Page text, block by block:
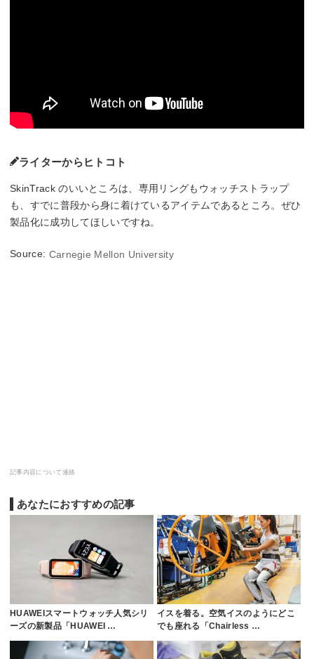
ライターからヒトコト
SkinTrack のいいところは、専用リングもウォッチストラップ
も、すでに普段から身に着けているアイテムであるところ。ぜひ
製品化に成功してほしいですね。
Source: Carnegie Mellon University
記事内容について連絡
あなたにおすすめの記事
HUAWEIスマートウォッチ人気シリ
ーズの新製品「HUAWEI …
イスを着る。空気イスのようにどこ
でも座れる「Chairless …